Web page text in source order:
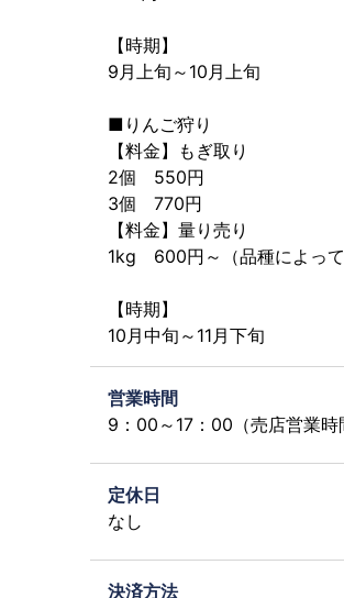
【時期】
9月上旬～10月上旬
■りんご狩り
【料金】もぎ取り
2個 550円
3個 770円
【料金】量り売り
1kg 600円～（品種によって
【時期】
10月中旬～11月下旬
営業時間
9：00～17：00（売店営業時
定休日
なし
決済方法